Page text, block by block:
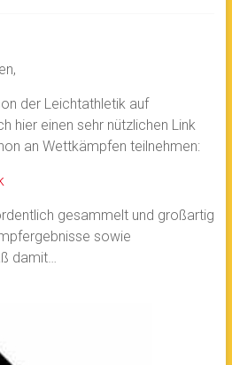
der Leichtathletik auf
hier einen sehr nützlichen Link
an Wettkämpfen teilnehmen:
gesammelt und großartig
sowie
damit…